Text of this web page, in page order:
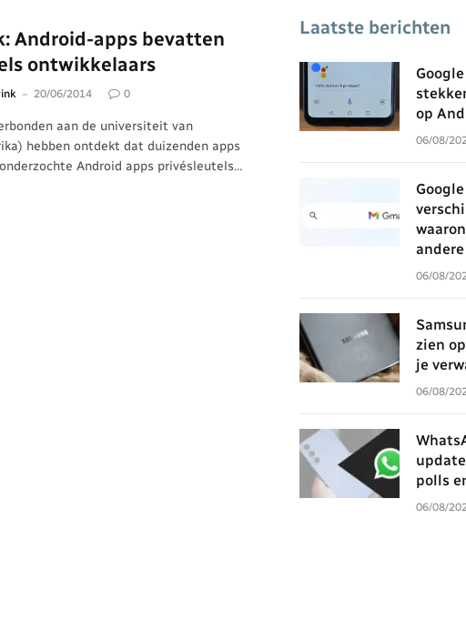
Android-apps bevatten
ontwikkelaars
20/06/2014 0
aan de universiteit van
hebben ontdekt dat duizenden apps
Android apps privésleutels…
Laatste berichten
op
06/08/
06/08/
zien
je
06/08/
polls
06/08/